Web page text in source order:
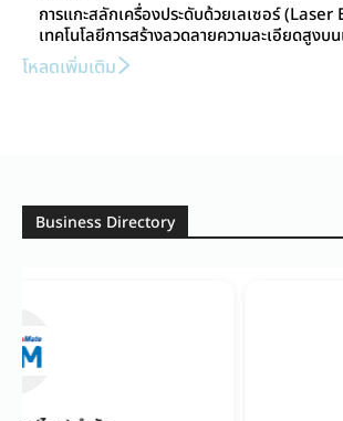
การแกะสลักเครื่องประดับด้วยเลเซอร์
เทคโนโลยีการสร้างลวดลายความละเอียดสูงบ
โหลดเพิ่มเติม
Business Directory